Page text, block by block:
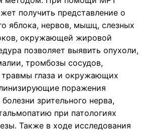
получить представление о
яблока, нервов, мышц, слезных
окружающей жировой
позволяет выявить опухоли,
тромбозы сосудов,
глаза и окружающих
поражения
зрительного нерва,
при патологиях
Также в ходе исследования